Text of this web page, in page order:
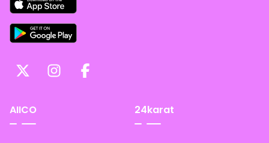
AIICO 24karat